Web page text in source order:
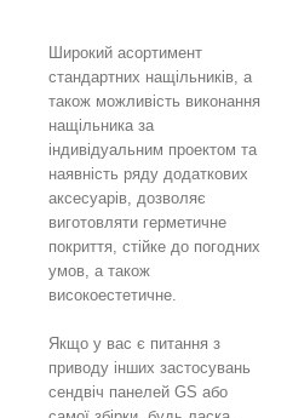
Широкий асортимент
стандартних нащільників, а
також можливість виконання
нащільника за
індивідуальним проектом та
наявність ряду додаткових
аксесуарів, дозволяє
виготовляти герметичне
покриття, стійке до погодних
умов, а також
високоестетичне.
Якщо у вас є питання з
приводу інших застосувань
сендвіч панелей GS або